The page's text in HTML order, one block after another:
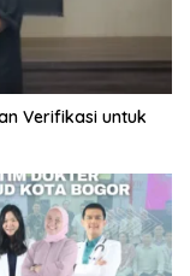
Verifikasi untuk